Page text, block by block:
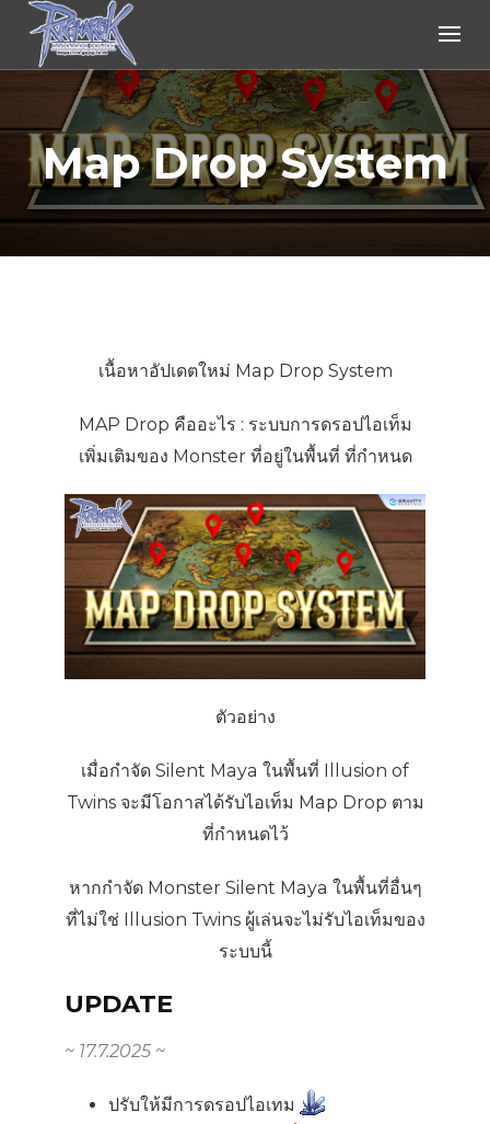
Ragnarok Online
Map Drop System
เนื้อหาอัปเดตใหม่ Map Drop System
MAP Drop คืออะไร : ระบบการดรอปไอเท็ม
เพิ่มเติมของ Monster ที่อยู่ในพื้นที่ ที่กำหนด
ตัวอย่าง
เมื่อกำจัด Silent Maya ในพื้นที่ Illusion of
Twins จะมีโอกาสได้รับไอเท็ม Map Drop ตาม
ที่กำหนดไว้
หากกำจัด Monster Silent Maya ในพื้นที่อื่นๆ
ที่ไม่ใช่ Illusion Twins ผู้เล่นจะไม่รับไอเท็มของ
ระบบนี้
UPDATE
~ 17.7.2025 ~
ปรับให้มีการดรอปไอเทม